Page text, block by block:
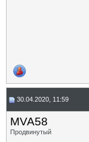
30.04.2020, 11:59
MVA58
Продвинутый